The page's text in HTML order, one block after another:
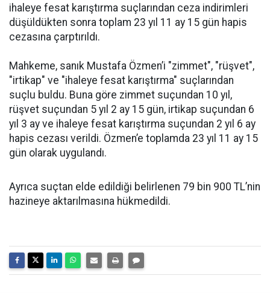
ihaleye fesat karıştırma suçlarından ceza indirimleri
düşüldükten sonra toplam 23 yıl 11 ay 15 gün hapis
cezasına çarptırıldı.
Mahkeme, sanık Mustafa Özmen’i "zimmet", "rüşvet",
"irtikap" ve "ihaleye fesat karıştırma" suçlarından
suçlu buldu. Buna göre zimmet suçundan 10 yıl,
rüşvet suçundan 5 yıl 2 ay 15 gün, irtikap suçundan 6
yıl 3 ay ve ihaleye fesat karıştırma suçundan 2 yıl 6 ay
hapis cezası verildi. Özmen’e toplamda 23 yıl 11 ay 15
gün olarak uygulandı.
Ayrıca suçtan elde edildiği belirlenen 79 bin 900 TL’nin
hazineye aktarılmasına hükmedildi.